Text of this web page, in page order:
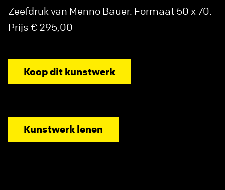
Zeefdruk van Menno Bauer. Formaat 50 x 70.
Prijs € 295,00
Koop dit kunstwerk
Kunstwerk lenen